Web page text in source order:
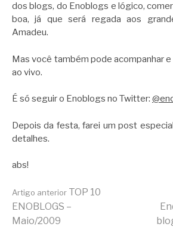
dos blogs, do Enoblogs e lógico,
boa, já que será regada aos
Amadeu.
Mas você também pode acompanhar
ao vivo.
É só seguir o Enoblogs no Twitter:
Depois da festa, farei um post
detalhes.
abs!
Continue
Artigo anterior TOP 10
ENOBLOGS –
Maio/2009